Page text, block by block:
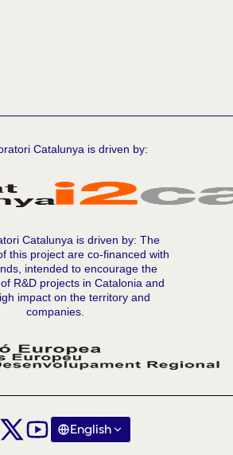
Catalunya is driven by:
Catalunya is driven by: The
this project are co-financed with
intended to encourage the
R&D projects in Catalonia and
impact on the territory and
companies.
Col·laboratori Catalunya at X
Comunitat Col·laboratori Catalunya at
English
Triar la llengua